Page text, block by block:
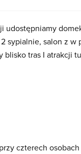
udostępniamy
sypialnie, salon z
tras I atrakcji
czterech osobach